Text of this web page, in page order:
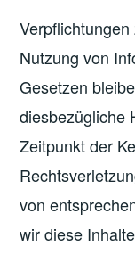
Nutzung von
Gesetzen
diesbezügliche
Zeitpunkt der
von
wir diese